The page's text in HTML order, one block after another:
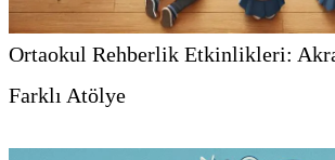
Ortaokul Rehberlik Etkinlikleri:
Farklı Atölye